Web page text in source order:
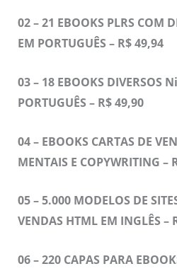
02 – 21 EBOOKS PLRS COM
EM PORTUGUÊS – R$ 49,94
03 – 18 EBOOKS DIVERSOS
PORTUGUÊS – R$ 49,90
04 – EBOOKS CARTAS DE
MENTAIS E COPYWRITING –
05 – 5.000 MODELOS DE
VENDAS HTML EM INGLÊS –
06 – 220 CAPAS PARA